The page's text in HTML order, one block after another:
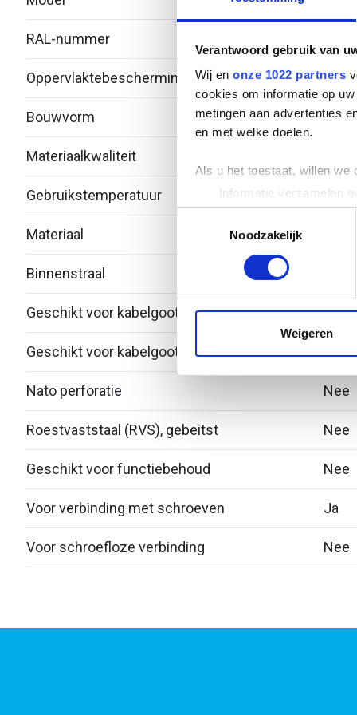
Verantwoord gebruik van
Wij en onze 1022 partners
cookies om informatie op
metingen aan advertenties
en met welke doelen.
Als u het toestaat, willen we
Informatie verzamelen
Uw apparaat
Lees meer over hoe uw
toestemming op elk
websiteverkeer te
media, adverteren en
Noodzakelijk
Weigeren
RAL-nummer
Oppervlaktebescherming
Bouwvorm T-
Materiaalkwaliteit
Gebruikstemperatuur -20 -
Materiaal
Binnenstraal
Geschikt voor kabelgootbreedte
Geschikt voor kabelgoothoogte 53
Nato perforatie Nee
Roestvaststaal (RVS), gebeitst Nee
Geschikt voor functiebehoud Nee
Voor verbinding met schroeven Ja
Voor schroefloze verbinding Nee